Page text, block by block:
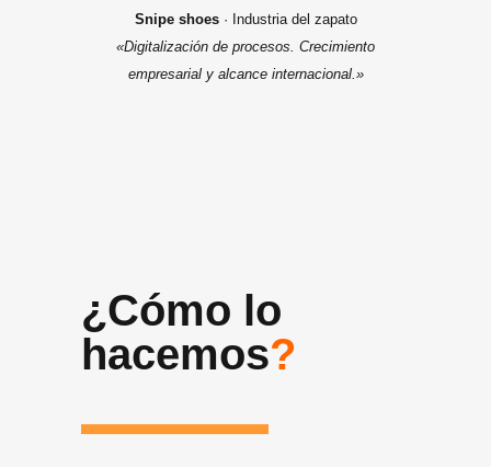
Snipe shoes· Industria del zapato
«Digitalización de procesos. Crecimiento
empresarial y alcance internacional.»
¿Cómo lo
hacemos?